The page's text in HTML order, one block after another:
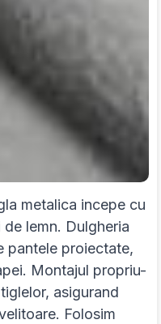
metalica incepe cu
lemn. Dulgheria
pantele proiectate,
Montajul propriu-
asigurand
Folosim